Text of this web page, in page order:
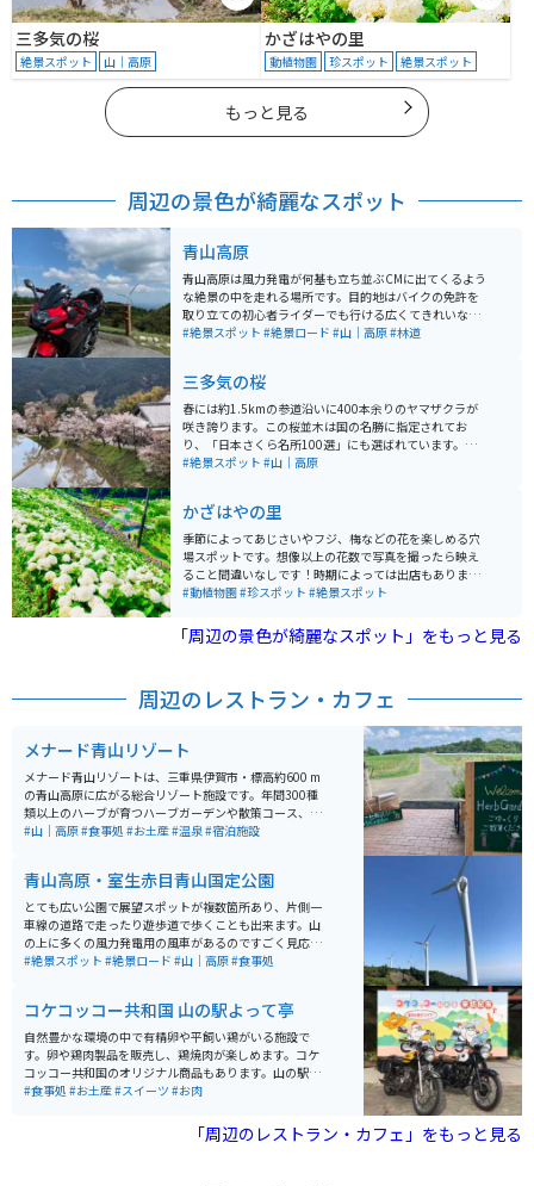
三多気の桜
絶景スポット 山｜高原
かざはやの里
動植物園 珍スポット 絶景スポット
もっと見る
周辺の景色が綺麗なスポット
青山高原
青山高原は風力発電が何基も立ち並ぶCMに出てくるよう
な絶景の中を走れる場所です。目的地はバイクの免許を
取り立ての初心者ライダーでも行ける広くてきれいな道
が続きます。道中には駐車場があり風力発電とバイクを
#絶景スポット #絶景ロード #山｜高原#林道
三多気の桜
春には約1.5kmの参道沿いに400本余りのヤマザクラが
咲き誇ります。この桜並木は国の名勝に指定されてお
り、「日本さくら名所100選」にも選ばれています。特
に有名なのは、馬子唄にも歌われた美しさで、桜の見頃
れます。そこから真福院までは、登り坂が続きます。上
から眺める桜の景色も圧巻です。棚田に映る桜の姿に、
多くの写真家たちもカメラを向けるほど、絵になる景色
が広がっています。
#絶景スポット #山｜高原
かざはやの里
季節によってあじさいやフジ、梅などの花を楽しめる穴
場スポットです。想像以上の花数で写真を撮ったら映え
ること間違いなしです！時期によっては出店もありま
す。芝生もあるので子供連れやペットを連れて行きたい
#動植物園#珍スポット #絶景スポット
「周辺の景色が綺麗なスポット」をもっと見る
周辺のレストラン・カフェ
メナード青山リゾート
メナード青山リゾートは、三重県伊賀市・標高約600 m
の青山高原に広がる総合リゾート施設です。年間300種
類以上のハーブが育つハーブガーデンや散策コース、天
然温泉「霧生温泉」を引く2つの湯処（ヒノキ風呂・岩
食＋温泉＋ハーブガーデン入園といった選択肢もありま
す。 バイクで訪れる方には、国道422号線を利用してア
クセスするのが比較的安心なルート。山道に入るため天
候や路面状況に注意し、駐輪スペースの状況を事前に連
絡しておくと安心です。特に夕暮れ～夜間の高原の涼し
#山｜高原#食事処 #お土産#温泉#宿泊施設
青山高原・室生赤目青山国定公園
とても広い公園で展望スポットが複数箇所あり、片側一
車線の道路で走ったり遊歩道で歩くことも出来ます。山
の上に多くの風力発電用の風車があるのですごく見応え
があり、風車を見ながらツーリングを楽しめます。
#絶景スポット #絶景ロード #山｜高原#食事処
コケコッコー共和国 山の駅よって亭
自然豊かな環境の中で有精卵や平飼い鶏がいる施設で
す。卵や鶏肉製品を販売し、鶏焼肉が楽しめます。コケ
コッコー共和国のオリジナル商品もあります。山の駅よ
って亭は、コケコッコー共和国のアンテナショップとし
重県多気町の山々に囲まれたのどかな風景の中にあり、
お子様に人気のゴーカートや滑り台など、ご家族で楽し
#食事処 #お土産#スイーツ #お肉
「周辺のレストラン・カフェ」をもっと見る